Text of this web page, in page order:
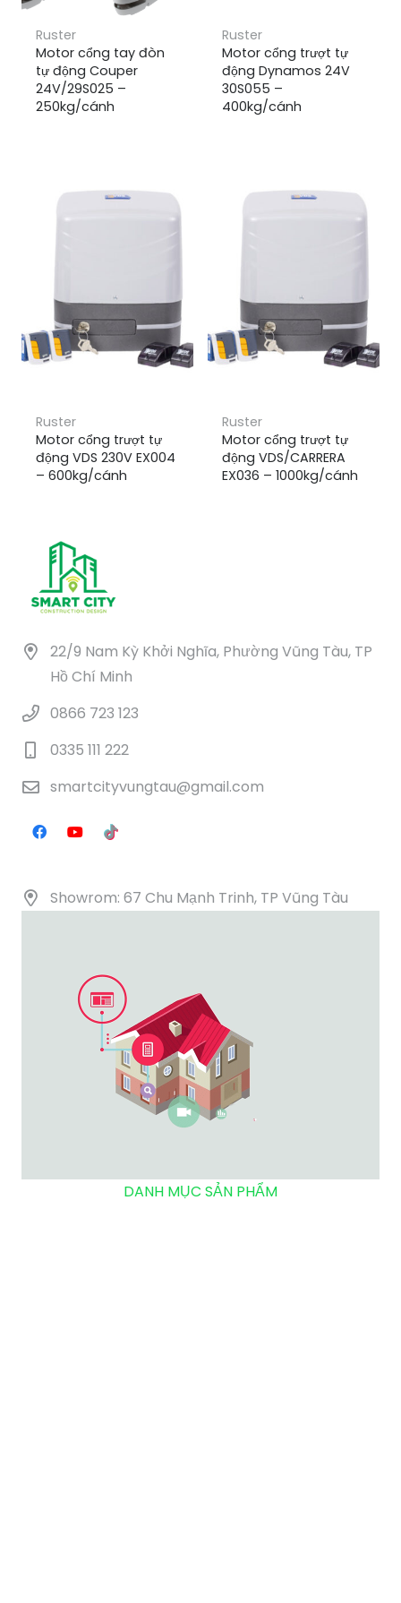
Ruster
Motor cổng tay đòn
tự động Couper
24V/29S025 –
250kg/cánh
Ruster
Motor cổng trượt tự
động Dynamos 24V
30S055 –
400kg/cánh
Ruster
Motor cổng trượt tự
động VDS 230V EX004
– 600kg/cánh
Ruster
Motor cổng trượt tự
động VDS/CARRERA
EX036 – 1000kg/cánh
22/9 Nam Kỳ Khởi Nghĩa, Phường Vũng Tàu, TP
Hồ Chí Minh
0866 723 123
0335 111 222
smartcityvungtau@gmail.com
Showrom: 67 Chu Mạnh Trinh, TP Vũng Tàu
DANH MỤC SẢN PHẨM